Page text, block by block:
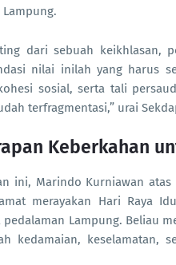
dari sebuah keikhlasan,
nilai inilah yang harus
sosial, serta tali
terfragmentasi,” urai
Keberkahan
ini, Marindo Kurniawan
merayakan Hari Raya
Lampung. Beliau
kedamaian, keselamatan,